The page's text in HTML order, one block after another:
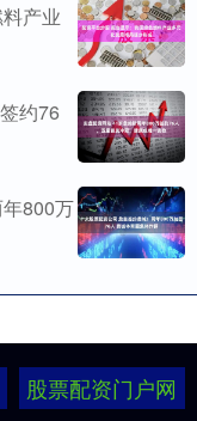
产业
约76
800万
股票配资门户网